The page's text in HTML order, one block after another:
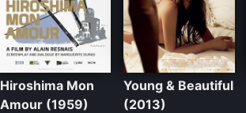
Hiroshima Mon
Amour (1959)
Young & Beautiful
(2013)